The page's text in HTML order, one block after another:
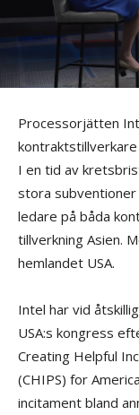
Processorjätten
I en tid av
stora subventioner
ledare på båda
tillverkning Asien.
hemlandet USA.
Intel har vid
USA:s kongress
Creating Helpful
(CHIPS) for
incitament bland